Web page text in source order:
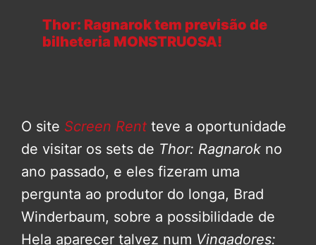
Thor: Ragnarok tem previsão de
bilheteria MONSTRUOSA!
O site Screen Rent teve a oportunidade
de visitar os sets de Thor: Ragnarok no
ano passado, e eles fizeram uma
pergunta ao produtor do longa, Brad
Winderbaum, sobre a possibilidade de
Hela aparecer talvez num Vingadores: